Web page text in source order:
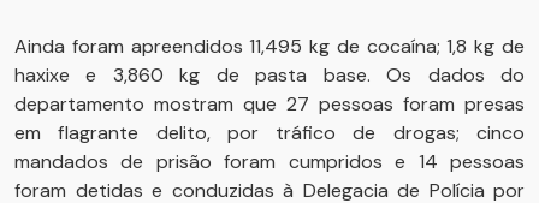
Ainda foram apreendidos 11,495 kg de cocaína; 1,8 kg de
haxixe e 3,860 kg de pasta base. Os dados do
departamento mostram que 27 pessoas foram presas
em flagrante delito, por tráfico de drogas; cinco
mandados de prisão foram cumpridos e 14 pessoas
foram detidas e conduzidas à Delegacia de Polícia por